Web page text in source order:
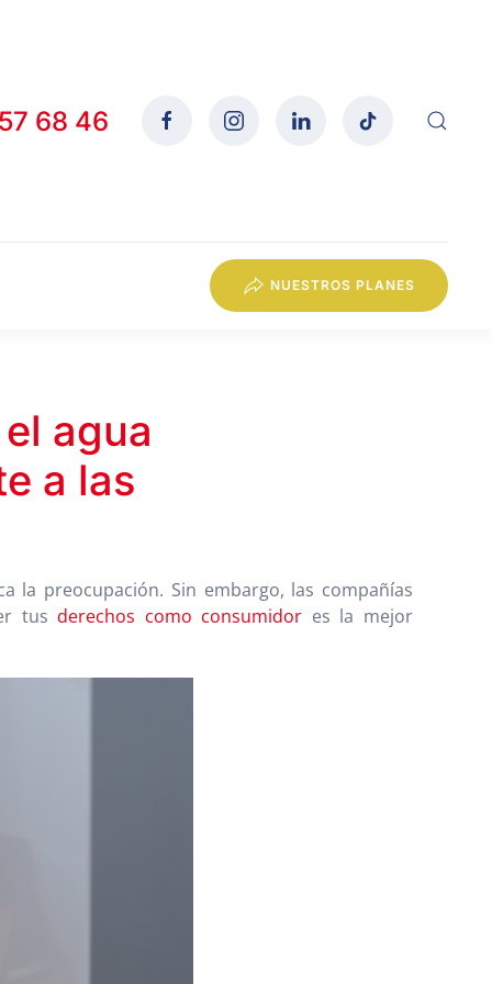
68 46
NUESTROS PLANES
agua
a las
la preocupación. Sin embargo, las compañías
tusderechos como consumidor es la mejor